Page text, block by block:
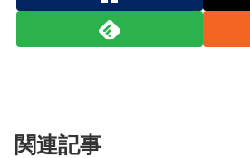
関連記事